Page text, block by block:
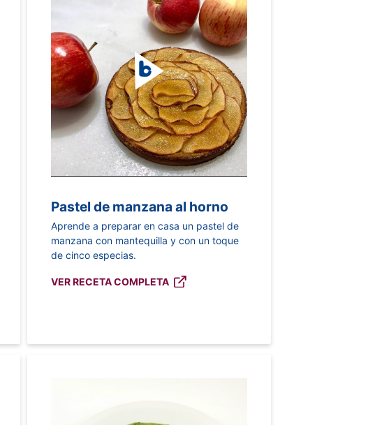
Pastel de manzana al horno
Aprende a preparar en casa un pastel de
manzana con mantequilla y con un toque
de cinco especias.
VER RECETA COMPLETA